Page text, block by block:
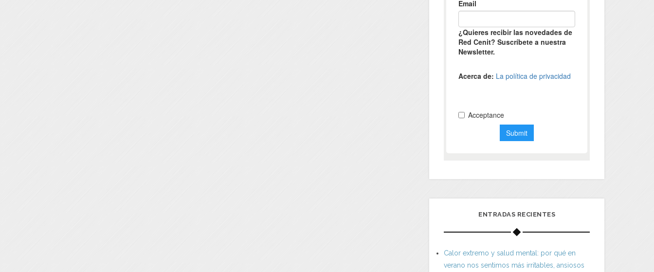
ENTRADAS RECIENTES
Calor extremo y salud mental: por qué en
verano nos sentimos más irritables, ansiosos